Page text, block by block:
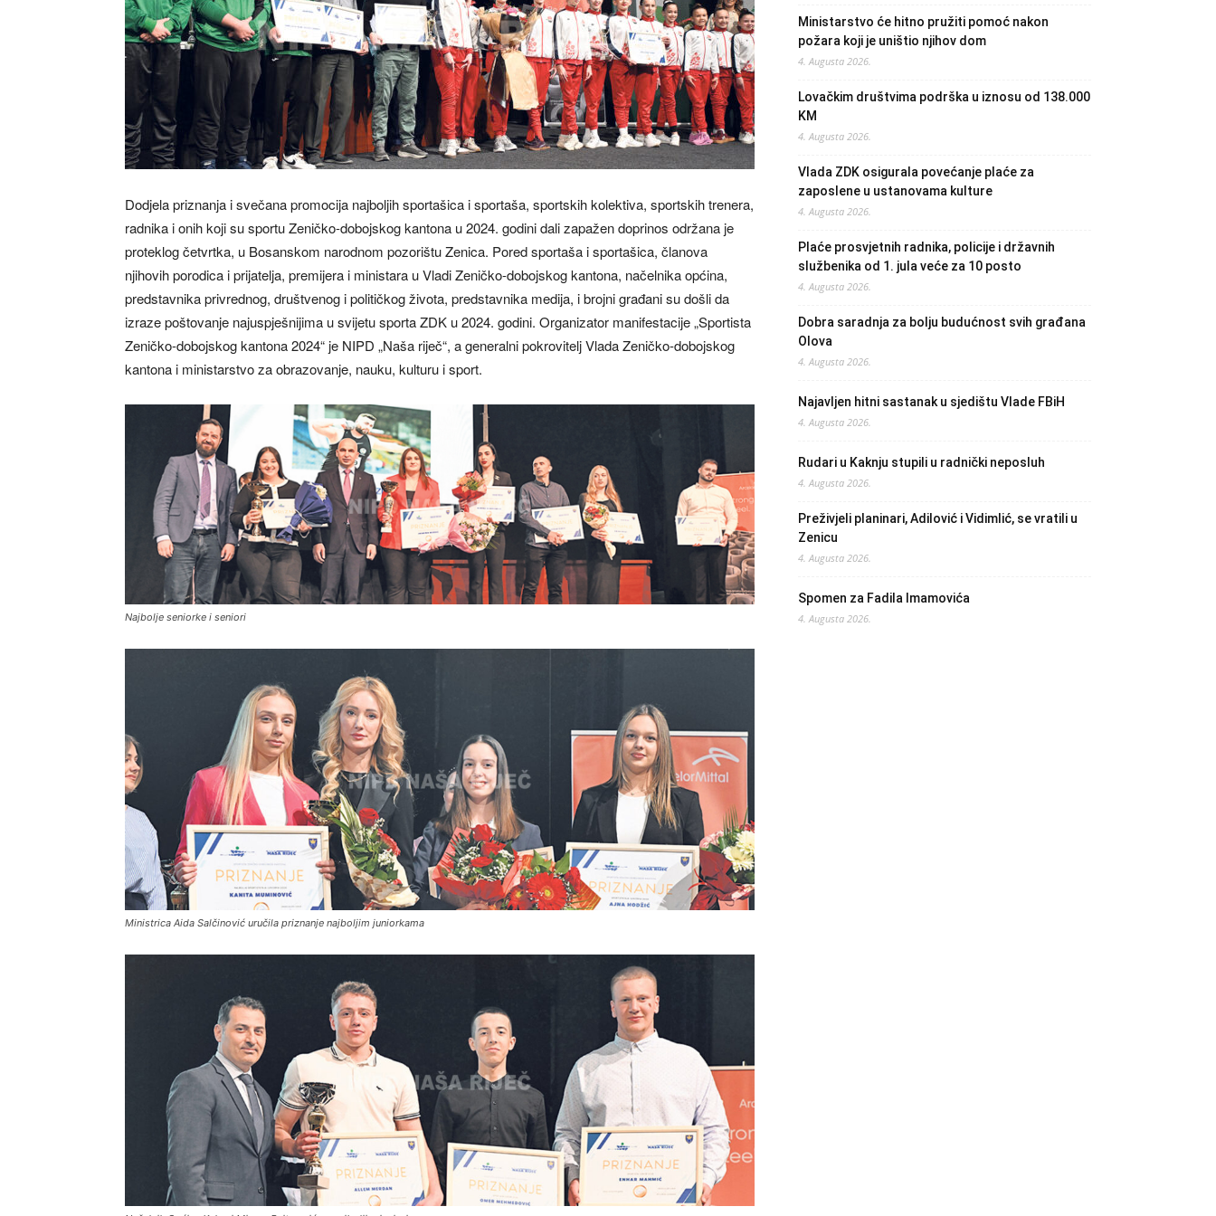
Dodjela priznanja i svečana promocija najboljih sportašica i sportaša, sportskih kolektiva, sportskih trenera,
radnika i onih koji su sportu Zeničko-dobojskog kantona u 2024. godini dali zapažen doprinos održana je
proteklog četvrtka, u Bosanskom narodnom pozorištu Zenica. Pored sportaša i sportašica, članova
njihovih porodica i prijatelja, premijera i ministara u Vladi Zeničko-dobojskog kantona, načelnika općina,
predstavnika privrednog, društvenog i političkog života, predstavnika medija, i brojni građani su došli da
izraze poštovanje najuspješnijima u svijetu sporta ZDK u 2024. godini. Organizator manifestacije „Sportista
Zeničko-dobojskog kantona 2024“ je NIPD „Naša riječ“, a generalni pokrovitelj Vlada Zeničko-dobojskog
kantona i ministarstvo za obrazovanje, nauku, kulturu i sport.
Najbolje seniorke i seniori
Ministrica Aida Salčinović uručila priznanje najboljim juniorkama
Ministarstvo će hitno pružiti pomoć nakon
požara koji je uništio njihov dom
4. Augusta 2026.
Lovačkim društvima podrška u iznosu od 138.000
KM
4. Augusta 2026.
Vlada ZDK osigurala povećanje plaće za
zaposlene u ustanovama kulture
4. Augusta 2026.
Plaće prosvjetnih radnika, policije i državnih
službenika od 1. jula veće za 10 posto
4. Augusta 2026.
Dobra saradnja za bolju budućnost svih građana
Olova
4. Augusta 2026.
Najavljen hitni sastanak u sjedištu Vlade FBiH
4. Augusta 2026.
Rudari u Kaknju stupili u radnički neposluh
4. Augusta 2026.
Preživjeli planinari, Adilović i Vidimlić, se vratili u
Zenicu
4. Augusta 2026.
Spomen za Fadila Imamovića
4. Augusta 2026.